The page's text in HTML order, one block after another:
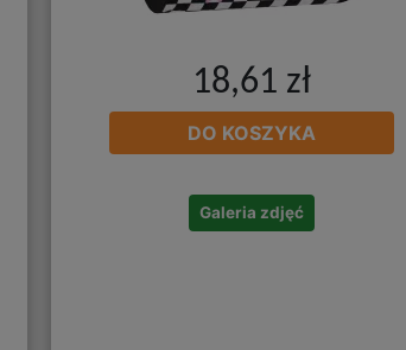
18,61 zł
DO KOSZYKA
Galeria zdjęć